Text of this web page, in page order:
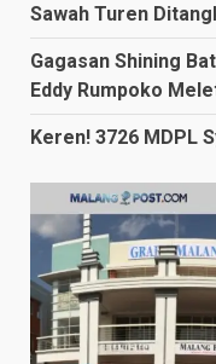
Sawah Turen
Gagasan Shining
Eddy Rumpoko
Keren! 3726 MDPL